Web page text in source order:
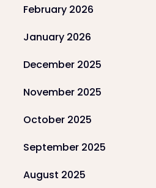
February 2026
January 2026
December 2025
November 2025
October 2025
September 2025
August 2025